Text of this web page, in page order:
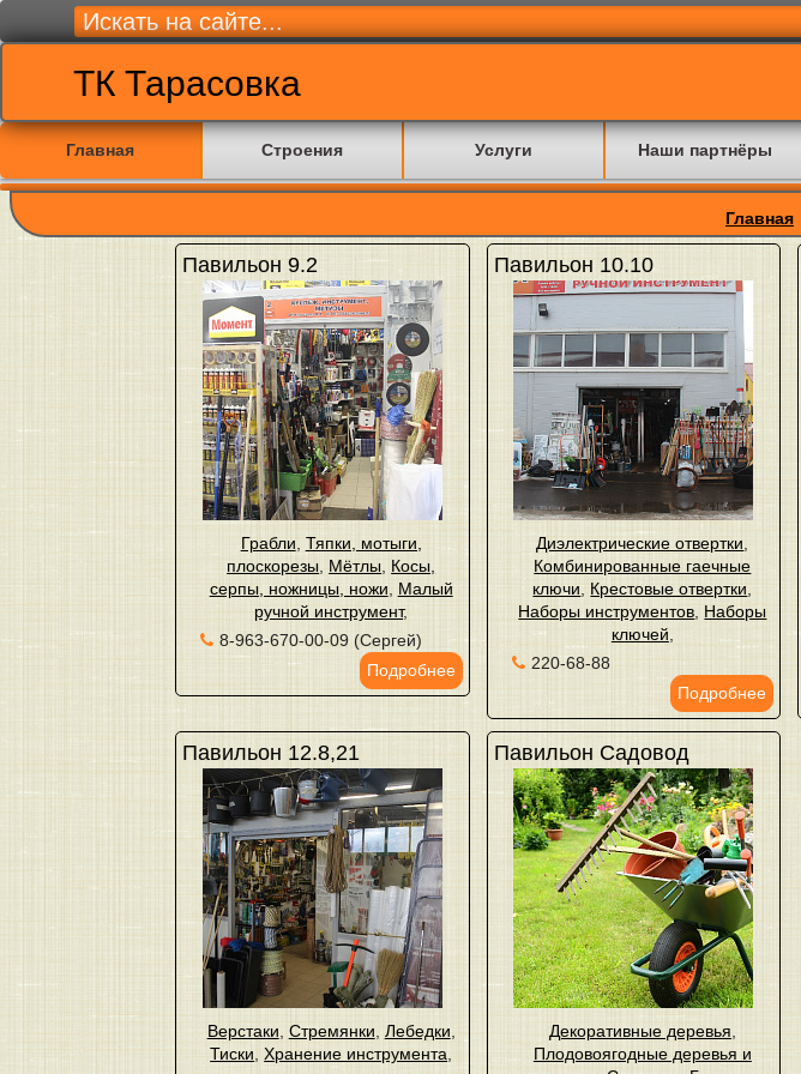
ТК Тарасовка
Главная Строения Услуги Наши партнёры
Главная
Павильон 9.2
Грабли Тяпки, мотыги,
плоскорезы Мётлы Косы,
серпы, ножницы, ножи
Малый
ручной инструмент,
8-963-670-00-09 (Сергей)
Подробнее
Павильон 10.10
Диэлектрические отвертки
Комбинированные гаечные
ключи
Крестовые отвертки
Наборы инструментов Наборы
ключей
220-68-88
Подробнее
Павильон 12.8,21
Верстаки Стремянки Лебедки
Тиски ,Хранение инструмента
Павильон Садовод
Декоративные деревья
Плодовоягодные деревья и